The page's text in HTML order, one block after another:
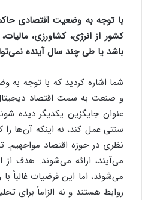
با توجه به وضعیت اقتصادی
کشور از انرژی، کشاورزی،
باشد یا طی چند سال آینده
شما اشاره کردید که با توجه به
و صنعت به سمت اقتصاد دیجیتال
عنوان جایگزین یکدیگر دیده
سنتی عمل کند، نه اینکه آن‌ها
نظری در حوزه اقتصاد
می‌آیند، ارائه می‌شوند. هدف
می‌شوند، اما این فرضیات غالباً
روابط هستند و نه الزاماً برای